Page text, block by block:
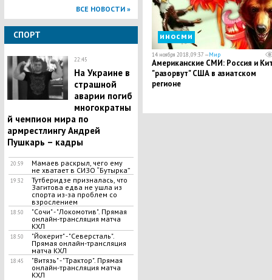
ВСЕ НОВОСТИ »
СПОРТ
22:45
На Украине в
страшной
аварии погиб
многократны
й чемпион мира по
армрестлингу Андрей
Пушкарь – кадры
20:59
Мамаев раскрыл, чего ему
не хватает в СИЗО “Бутырка”
19:32
Тутберидзе призналась, что
Загитова едва не ушла из
спорта из-за проблем со
взрослением
18:50
"Сочи" - "Локомотив". Прямая
онлайн-трансляция матча
КХЛ
18:50
"Йокерит" - "Северсталь".
Прямая онлайн-трансляция
матча КХЛ
18:45
"Витязь" - "Трактор". Прямая
онлайн-трансляция матча
КХЛ
иносми
14 ноября 2018, 09:37 —Мир
Американские СМИ: Россия и
"разорвут" США в азиатском
регионе